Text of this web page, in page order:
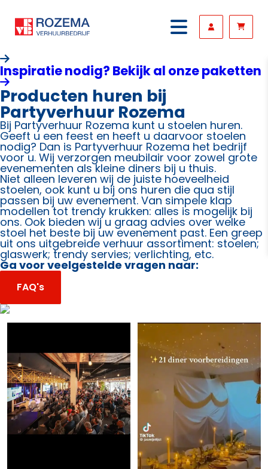
Inspiratie nodig? Bekijk al onze paketten
Producten huren bij
Partyverhuur Rozema
Bij Partyverhuur Rozema kunt u stoelen huren.
Geeft u een feest en heeft u daarvoor stoelen
nodig? Dan is Partyverhuur Rozema het bedrijf
voor u. Wij verzorgen meubilair voor zowel grote
evenementen als kleine diners bij u thuis.
Niet alleen leveren wij de juiste hoeveelheid
stoelen, ook kunt u bij ons huren die qua stijl
passen bij uw evenement. Van simpele klap
modellen tot trendy krukken: alles is mogelijk bij
ons. Ook bieden wij u graag advies over welke
stoel het beste bij uw evenement past. Een greep
uit ons uitgebreide verhuur assortiment: stoelen;
glaswerk; trendy servies; verlichting, etc.
Ga voor veelgestelde vragen naar:
FAQ's